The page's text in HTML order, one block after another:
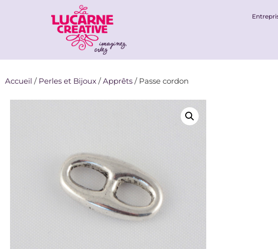
Accueil / Perles et Bijoux /Apprêts / Passe cordon